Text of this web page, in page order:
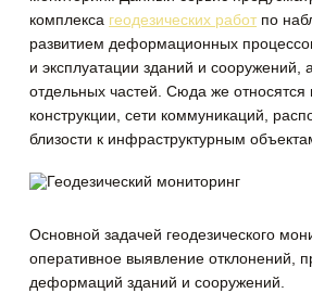
комплекса геодезических работ по
развитием деформационных
и эксплуатации зданий и сооружений,
отдельных частей. Сюда же
конструкции, сети коммуникаций,
близости к инфраструктурным
Основной задачей геодезического
оперативное выявление отклонений,
деформаций зданий и сооружений.